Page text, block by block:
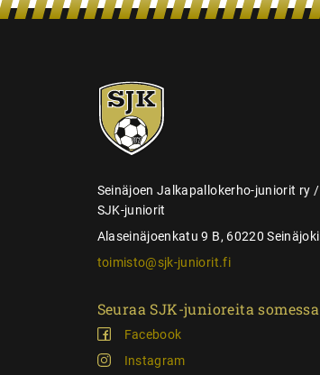
n
SJK-
juniorit
Seinäjoen Jalkapallokerho-juniorit ry /
SJK-juniorit
Alaseinäjoenkatu 9 B, 60220 Seinäjoki
toimisto@sjk-juniorit.fi
Seuraa SJK-junioreita somessa
Facebook
Instagram